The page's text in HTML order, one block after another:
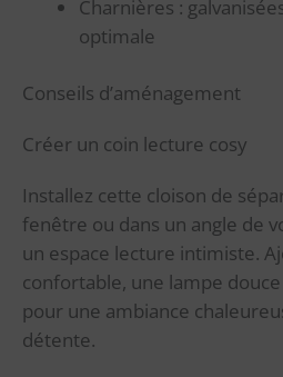
Charnières :
optimale
Conseils d’aménagement
Créer un coin lecture cosy
Installez cette cloison de
fenêtre ou dans un angle de
un espace lecture intimiste.
confortable, une lampe
pour une ambiance
détente.